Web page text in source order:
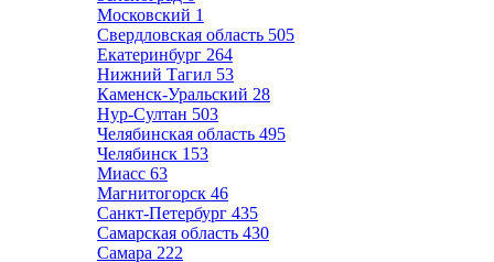
Московский 1
Свердловская область 505
Екатеринбург 264
Нижний Тагил 53
Каменск-Уральский 28
Нур-Султан 503
Челябинская область 495
Челябинск 153
Миасс 63
Магнитогорск 46
Санкт-Петербург 435
Самарская область 430
Самара 222